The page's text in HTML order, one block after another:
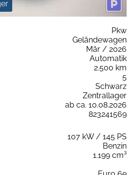
Pkw
Geländewagen
Mär / 2026
Automatik
2.500 km
5
Schwarz
Zentrallager
ab ca. 10.08.2026
823241569
107 kW / 145 PS
Benzin
1.199 cm³